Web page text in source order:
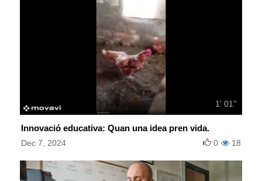
1' 01''
Innovació educativa: Quan una idea pren vida.
Dec 7, 2024 18
0